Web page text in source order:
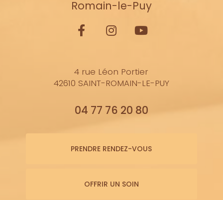
Romain-le-Puy
4 rue Léon Portier
42610 SAINT-ROMAIN-LE-PUY
04 77 76 20 80
PRENDRE RENDEZ-VOUS
OFFRIR UN SOIN